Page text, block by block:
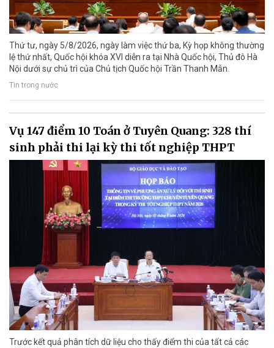
Thứ tư, ngày 5/8/2026, ngày làm việc thứ ba, Kỳ họp không thường
lệ thứ nhất, Quốc hội khóa XVI diễn ra tại Nhà Quốc hội, Thủ đô Hà
Nội dưới sự chủ trì của Chủ tịch Quốc hội Trần Thanh Mẫn.
Tin trong nước
Vụ 147 điểm 10 Toán ở Tuyên Quang: 328 thí
sinh phải thi lại kỳ thi tốt nghiệp THPT
Trước kết quả phân tích dữ liệu cho thấy điểm thi của tất cả các